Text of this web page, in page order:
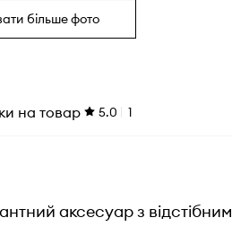
більше фото
на товар 5.0 1
аксесуар з відстібним